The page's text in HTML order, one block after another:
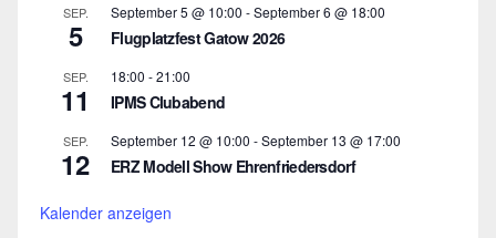
SEP.
5
September 5 @ 10:00 -September 6 @ 18:00
Flugplatzfest Gatow 2026
SEP.
11
18:00 -21:00
IPMS Clubabend
SEP.
12
September 12 @ 10:00 -September 13 @ 17:00
ERZ Modell Show Ehrenfriedersdorf
Kalender anzeigen